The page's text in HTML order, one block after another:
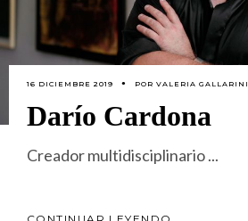
16 DICIEMBRE 2019 PORVALERIA GALLARINI
Darío Cardona
Creador multidisciplinario